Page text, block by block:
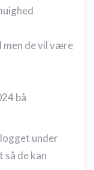
men de vil være
bå
under
de kan